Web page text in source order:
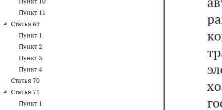
Пункт 11
Статья 69
Пункт 1
Пункт 2
Пункт 3
Пункт 4
Статья 70
Статья 71
Пункт 1